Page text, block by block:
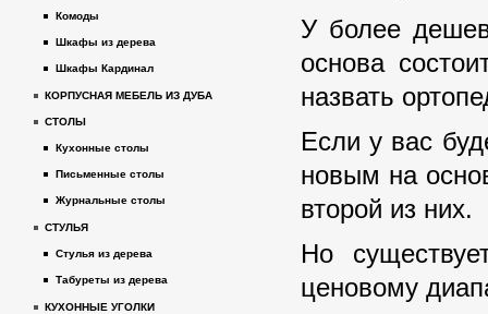
У более
основа
назвать
Если у вас
новым на
второй из них.
Но
ценовому
Комоды
Шкафы из дерева
Шкафы Кардинал
КОРПУСНАЯ МЕБЕЛЬ ИЗ ДУБА
СТОЛЫ
Кухонные столы
Письменные столы
Журнальные столы
СТУЛЬЯ
Стулья из дерева
Табуреты из дерева
КУХОННЫЕ УГОЛКИ